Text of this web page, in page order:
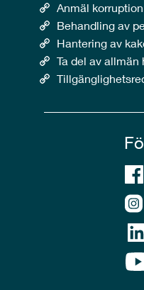
Anmäl
Behandling av
Hantering av
Ta del av allmän